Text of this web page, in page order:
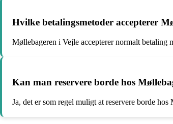
Hvilke betalingsmetoder accepterer
Møllebageren i Vejle accepterer normalt betaling
Kan man reservere borde hos
Ja, det er som regel muligt at reservere borde